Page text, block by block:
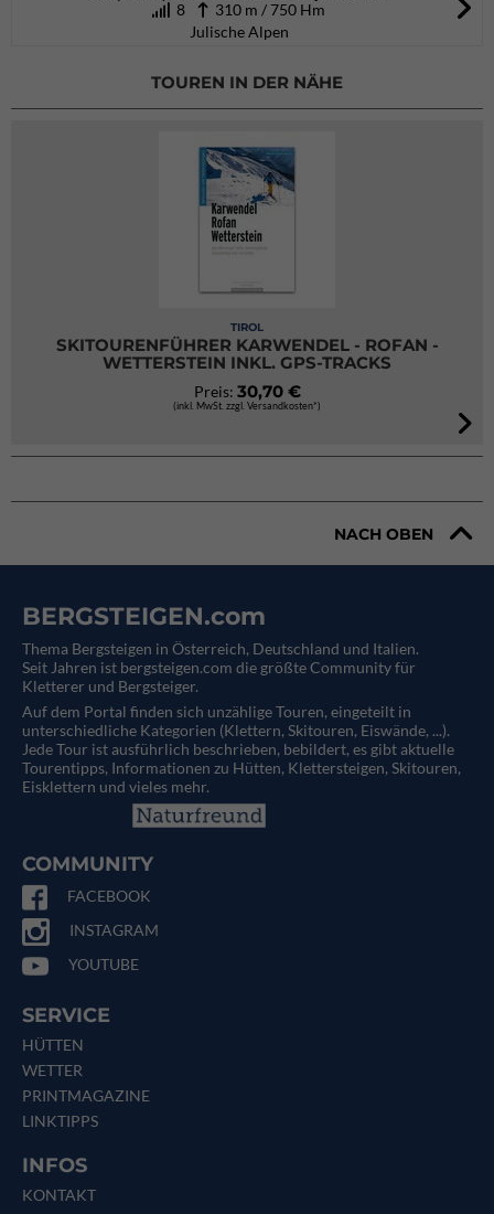
8
310 m / 750 Hm
Julische Alpen
TOUREN IN DER NÄHE
TIROL
SKITOURENFÜHRER KARWENDEL - ROFAN -
WETTERSTEIN INKL. GPS-TRACKS
Preis: 30,70 €
(inkl. MwSt. zzgl. Versandkosten*)
NACH OBEN
BERGSTEIGEN.com
Thema Bergsteigen in Österreich, Deutschland und Italien.
Seit Jahren ist bergsteigen.com die größte Community für
Kletterer und Bergsteiger.
Auf dem Portal finden sich unzählige Touren, eingeteilt in
unterschiedliche Kategorien (Klettern, Skitouren, Eiswände, ...).
Jede Tour ist ausführlich beschrieben, bebildert, es gibt aktuelle
Tourentipps, Informationen zu Hütten, Klettersteigen, Skitouren,
Eisklettern und vieles mehr.
COMMUNITY
FACEBOOK
INSTAGRAM
YOUTUBE
SERVICE
HÜTTEN
WETTER
PRINTMAGAZINE
LINKTIPPS
INFOS
KONTAKT